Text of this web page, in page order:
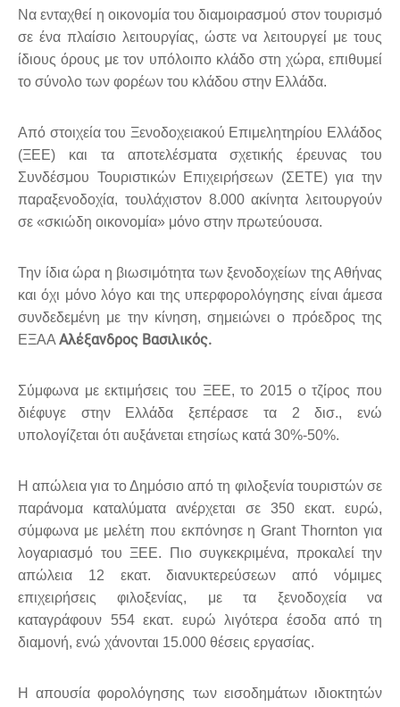
Να ενταχθεί η οικονομία του διαμοιρασμού στον τουρισμό
σε ένα πλαίσιο λειτουργίας, ώστε να λειτουργεί με τους
ίδιους όρους με τον υπόλοιπο κλάδο στη χώρα, επιθυμεί
το σύνολο των φορέων του κλάδου στην Ελλάδα.
Από στοιχεία του Ξενοδοχειακού Επιμελητηρίου Ελλάδος
(ΞΕΕ) και τα αποτελέσματα σχετικής έρευνας του
Συνδέσμου Τουριστικών Επιχειρήσεων (ΣΕΤΕ) για την
παραξενοδοχία, τουλάχιστον 8.000 ακίνητα λειτουργούν
σε «σκιώδη οικονομία» μόνο στην πρωτεύουσα.
Την ίδια ώρα η βιωσιμότητα των ξενοδοχείων της Αθήνας
και όχι μόνο λόγο και της υπερφορολόγησης είναι άμεσα
συνδεδεμένη με την κίνηση, σημειώνει ο πρόεδρος της
ΕΞΑΑΑλέξανδρος Βασιλικός.
Σύμφωνα με εκτιμήσεις του ΞΕΕ, το 2015 ο τζίρος που
διέφυγε στην Ελλάδα ξεπέρασε τα 2 δισ., ενώ
υπολογίζεται ότι αυξάνεται ετησίως κατά 30%-50%.
Η απώλεια για το Δημόσιο από τη φιλοξενία τουριστών σε
παράνομα καταλύματα ανέρχεται σε 350 εκατ. ευρώ,
σύμφωνα με μελέτη που εκπόνησε η Grant Thornton για
λογαριασμό του ΞΕΕ. Πιο συγκεκριμένα, προκαλεί την
απώλεια 12 εκατ. διανυκτερεύσεων από νόμιμες
επιχειρήσεις φιλοξενίας, με τα ξενοδοχεία να
καταγράφουν 554 εκατ. ευρώ λιγότερα έσοδα από τη
διαμονή, ενώ χάνονται 15.000 θέσεις εργασίας.
Η απουσία φορολόγησης των εισοδημάτων ιδιοκτητών